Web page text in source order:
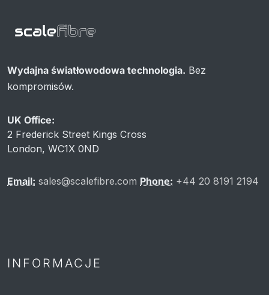
Wydajna światłowodowa technologia. Bez
kompromisów.
UK Office:
2 Frederick Street Kings Cross
London, WC1X 0ND
Email: sales@scalefibre.com Phone: +44 20 8191 2194
INFORMACJE